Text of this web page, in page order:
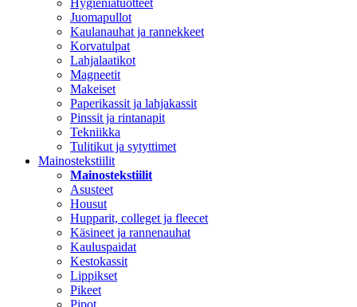
Hygieniatuotteet
Juomapullot
Kaulanauhat ja rannekkeet
Korvatulpat
Lahjalaatikot
Magneetit
Makeiset
Paperikassit ja lahjakassit
Pinssit ja rintanapit
Tekniikka
Tulitikut ja sytyttimet
Mainostekstiilit
Mainostekstiilit
Asusteet
Housut
Hupparit, colleget ja fleecet
Käsineet ja rannenauhat
Kauluspaidat
Kestokassit
Lippikset
Pikeet
Pipot